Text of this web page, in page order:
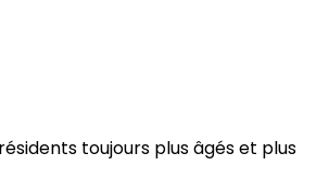
toujours plus âgés et plus